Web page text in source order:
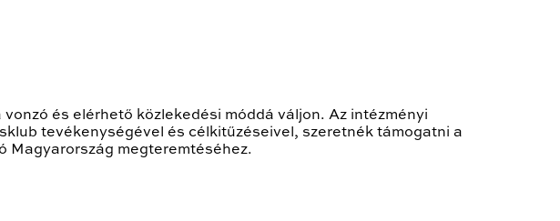
és elérhető közlekedési móddá váljon. Az intézményi
tevékenységével és célkitűzéseivel, szeretnék támogatni a
Magyarország megteremtéséhez.